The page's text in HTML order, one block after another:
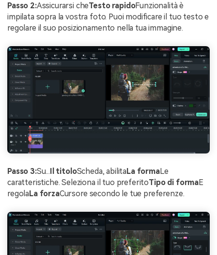
Passo 2:Assicurarsi cheTesto rapidoFunzionalità è
impilata sopra la vostra foto. Puoi modificare il tuo testo e
regolare il suo posizionamento nella tua immagine.
Passo 3:Su... Il titoloScheda, abilitaLa formaLe
caratteristiche. Seleziona il tuo preferitoTipo di formaE
regolaLa forzaCursore secondo le tue preferenze.